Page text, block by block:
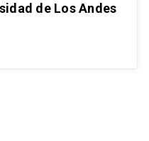
de Los Andes